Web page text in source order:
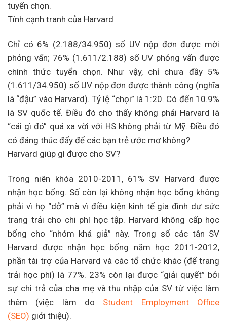
tuyển chọn.
Tính cạnh tranh của Harvard
Chỉ có 6% (2.188/34.950) số UV nộp đơn được mời
phỏng vấn; 76% (1.611/2.188) số UV phỏng vấn được
chính thức tuyển chọn. Như vậy, chỉ chưa đầy 5%
(1.611/34.950) số UV nộp đơn được thành công (nghĩa
là “đậu” vào Harvard). Tỷ lệ “chọi” là 1:20. Có đến 10.9%
là SV quốc tế. Điều đó cho thấy không phải Harvard là
“cái gì đó” quá xa vời với HS không phải từ Mỹ. Điều đó
có đáng thúc đẩy để các bạn trẻ ước mơ không?
Harvard giúp gì được cho SV?
Trong niên khóa 2010-2011, 61% SV Harvard được
nhận học bổng. Số còn lại không nhận học bổng không
phải vì họ “dở” mà vì điều kiện kinh tế gia đình dư sức
trang trải cho chi phí học tập. Harvard không cấp học
bổng cho “nhóm khá giả” này. Trong số các tân SV
Harvard được nhận học bổng năm học 2011-2012,
phần tài trợ của Harvard và các tổ chức khác (để trang
trải học phí) là 77%. 23% còn lại được “giải quyết” bởi
sự chi trả của cha mẹ và thu nhập của SV từ việc làm
thêm (việc làm do Student Employment Office
(SEO) giới thiệu).